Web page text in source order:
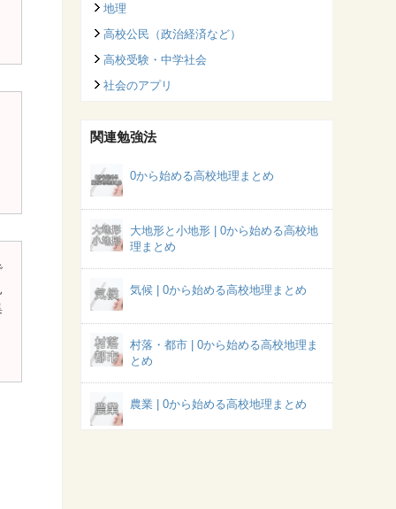
地理
高校公民（政治経済など）
高校受験・中学社会
社会のアプリ
関連勉強法
0から始める高校地理まとめ
大地形と小地形 | 0から始める高校地
理まとめ
気候 | 0から始める高校地理まとめ
村落・都市 | 0から始める高校地理ま
とめ
農業 | 0から始める高校地理まとめ